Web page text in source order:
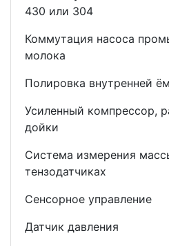
430 или 304
Коммутация насоса
молока
Полировка внутренней
Усиленный компрессор,
дойки
Система измерения
тензодатчиках
Сенсорное управление
Датчик давления